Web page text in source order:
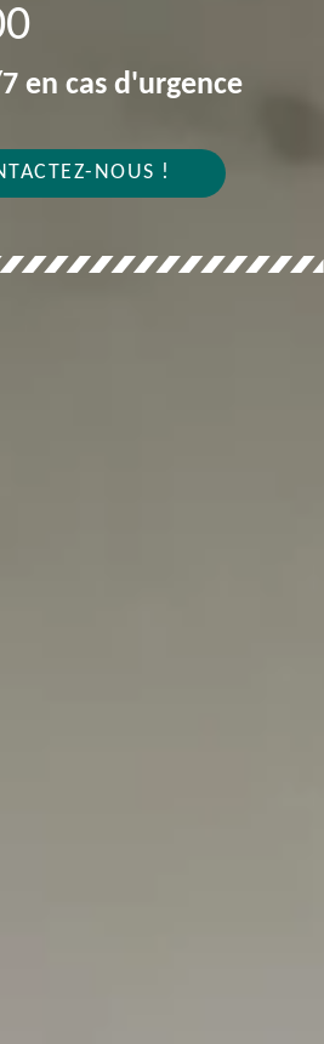
en cas d'urgence
NOUS !